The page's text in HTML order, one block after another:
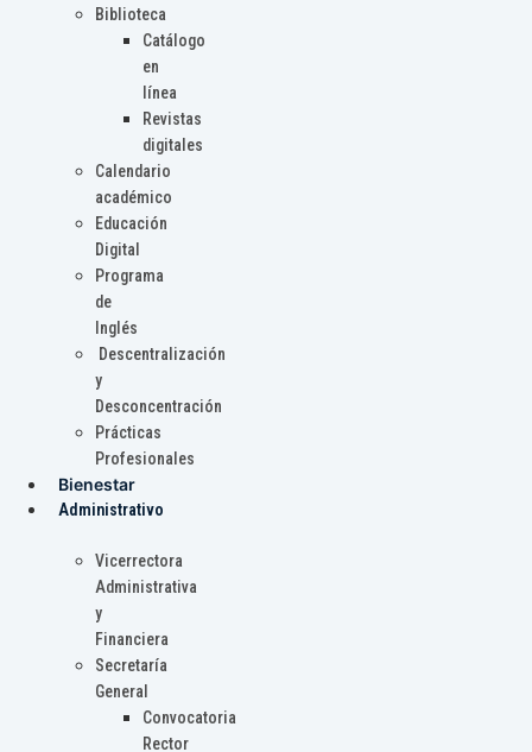
Biblioteca
Catálogo
en
línea
Revistas
digitales
Calendario
académico
Educación
Digital
Programa
de
Inglés
Descentralización
y
Desconcentración
Prácticas
Profesionales
Bienestar
Administrativo
Vicerrectora
Administrativa
y
Financiera
Secretaría
General
Convocatoria
Rector